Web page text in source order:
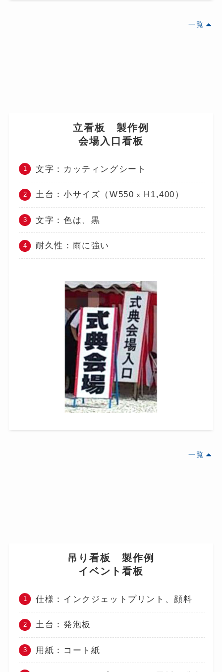
一覧
立看板 製作例
会場入口看板
文字：カッティングシート
土台：小サイズ（W550 x H1,400）
文字：色は、黒
耐久性：雨に強い
一覧
吊り看板 製作例
イベント看板
仕様：インクジェットプリント、顔料
土台：発泡板
用紙：コート紙